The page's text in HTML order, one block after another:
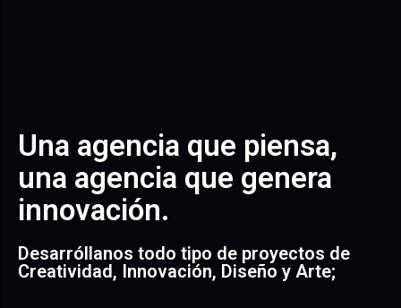
Una agencia que piensa,
una agencia que genera
innovación.
Desarróllanos todo tipo de proyectos de
Creatividad, Innovación, Diseño y Arte;